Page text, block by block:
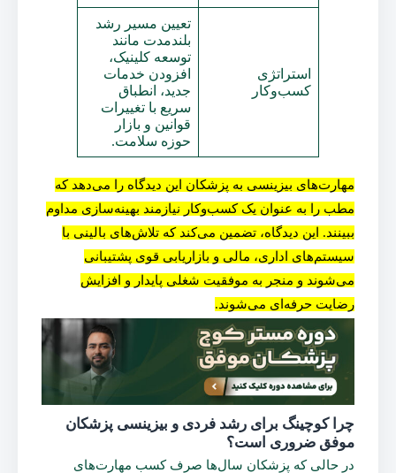
استراتژی
کسب‌وکار
تعیین مسیر رشد
بلندمدت مانند
توسعه کلینیک،
افزودن خدمات
جدید، انطباق
سریع با تغییرات
قوانین و بازار
حوزه سلامت.
مهارت‌های بیزینسی به پزشکان این دیدگاه را می‌دهد که
مطب را به عنوان یک کسب‌وکار نیازمند بهینه‌سازی مداوم
ببینند. این دیدگاه، تضمین می‌کند که تلاش‌های بالینی با
سیستم‌های اداری، مالی و بازاریابی قوی پشتیبانی
می‌شوند و منجر به موفقیت شغلی پایدار و افزایش
رضایت حرفه‌ای می‌شوند.
چرا کوچینگ برای رشد فردی و بیزینسی پزشکان
موفق ضروری است؟
در حالی که پزشکان سال‌ها صرف کسب مهارت‌های